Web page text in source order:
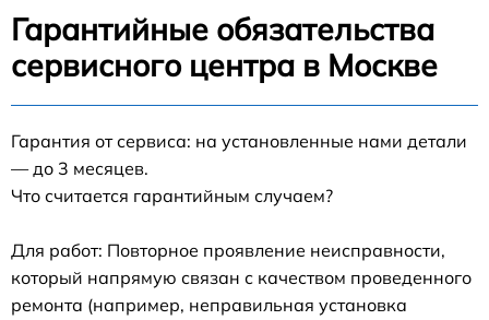
Гарантийные обязательства
сервисного центра в Москве
Гарантия от сервиса: на установленные нами детали
— до 3 месяцев.
Что считается гарантийным случаем?
Для работ: Повторное проявление неисправности,
который напрямую связан с качеством проведенного
ремонта (например, неправильная установка